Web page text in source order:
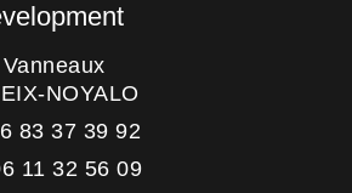
NOYALO
83 37 39 92
11 32 56 09